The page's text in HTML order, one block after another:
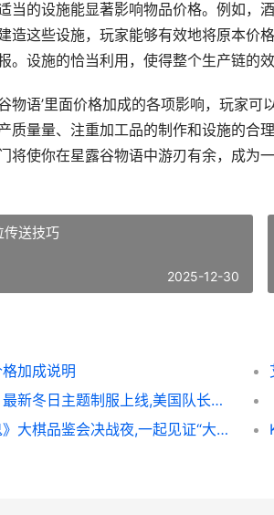
当的设施能显著影响物品价格。例如，
造这些设施，玩家能够有效地将原本价
。设施的恰当利用，使得整个生产链的效
物语’里面价格加成的各项影响，玩家
质量量、注重加工品的制作和设施的合
将使你在星露谷物语中游刃有余，成为
传送技巧
2025-12-30
加成说明
《漫威争锋》最新冬日主题制服上线,美国队长投篮动作加入游戏 漫威争斗百度百科
《代号：妖鬼》大棋品鉴会决战夜,一起见证“大棋业家”诞生 代号妖鬼阎罗